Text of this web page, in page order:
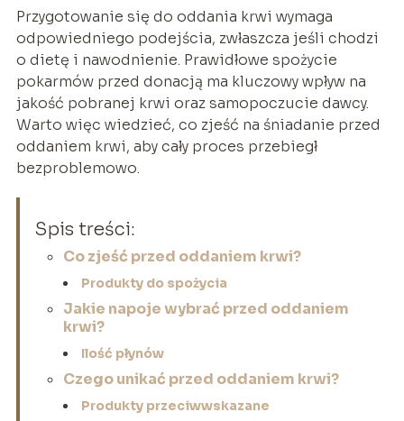
Przygotowanie się do oddania krwi wymaga
odpowiedniego podejścia, zwłaszcza jeśli chodzi
o dietę i nawodnienie. Prawidłowe spożycie
pokarmów przed donacją ma kluczowy wpływ na
jakość pobranej krwi oraz samopoczucie dawcy.
Warto więc wiedzieć, co zjeść na śniadanie przed
oddaniem krwi, aby cały proces przebiegł
bezproblemowo.
Spis treści:
Co zjeść przed oddaniem krwi?
Produkty do spożycia
Jakie napoje wybrać przed oddaniem
krwi?
Ilość płynów
Czego unikać przed oddaniem krwi?
Produkty przeciwwskazane